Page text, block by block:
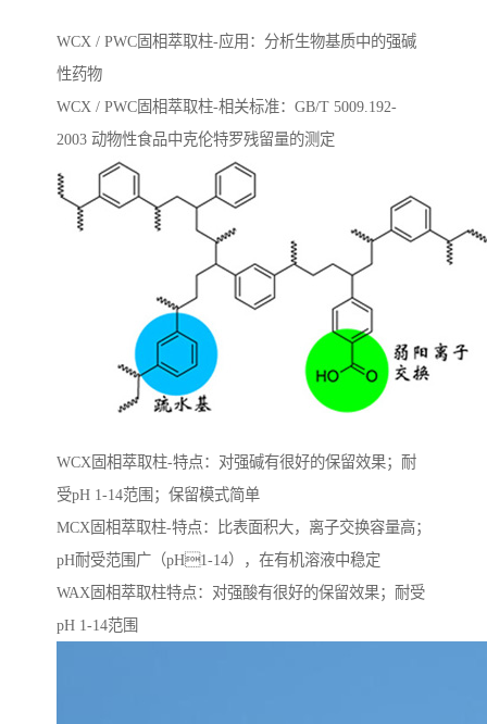
WCX / PWC固相萃取柱-应用：分析生物基质中的强碱
性药物
WCX / PWC固相萃取柱-相关标准：GB/T 5009.192-
2003 动物性⻝品中克伦特罗残留量的测定
WCX固相萃取柱-特点：对强碱有很好的保留效果；耐
受pH 1-14范围；保留模式简单
MCX固相萃取柱-特点：比表面积大，离子交换容量高；
pH耐受范围⼴（pH1-14），在有机溶液中稳定
WAX固相萃取柱特点：对强酸有很好的保留效果；耐受
pH 1-14范围